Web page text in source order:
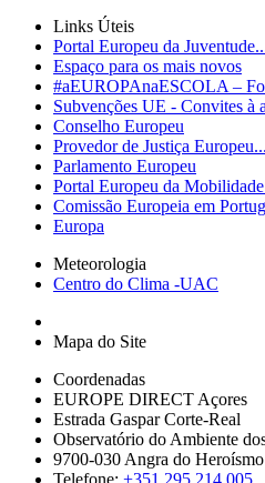
Links Úteis
Portal Europeu da
Espaço para os mais novos
#aEUROPAnaESCOLA –
Subvenções UE - Convites à
Conselho Europeu
Provedor de Justiça Europeu...
Parlamento Europeu
Portal Europeu da
Comissão Europeia em
Europa
Meteorologia
Centro do Clima -UAC
Mapa do Site
Coordenadas
EUROPE DIRECT Açores
Estrada Gaspar Corte-Real
Observatório do Ambiente
9700-030 Angra do Heroísmo